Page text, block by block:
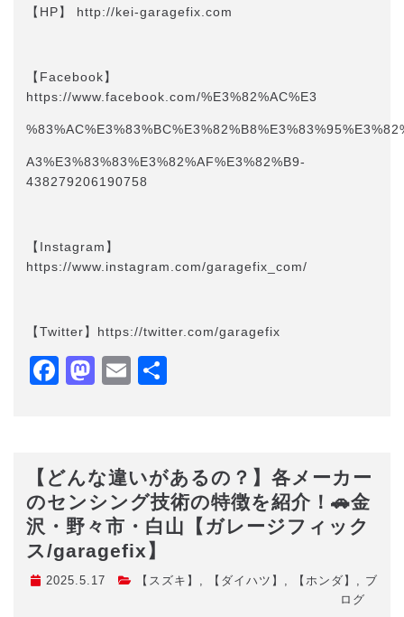
【HP】 http://kei-garagefix.com​​
【Facebook】
https://www.facebook.com/%E3%82%AC%E3
A3%E3%83%83%E3%82%AF%E3%82%B9-
438279206190758
【Instagram】
https://www.instagram.com/garagefix_com/
【Twitter】https://twitter.com/garagefix
Facebook
Mastodon
Email
【どんな違いがあるの？】各メーカー
のセンシング技術の特徴を紹介！🚗金
沢・野々市・白山【ガレージフィック
ス/garagefix】
2025.5.17 【スズキ】 , 【ダイハツ】 , 【ホンダ】 , ブ
ログ